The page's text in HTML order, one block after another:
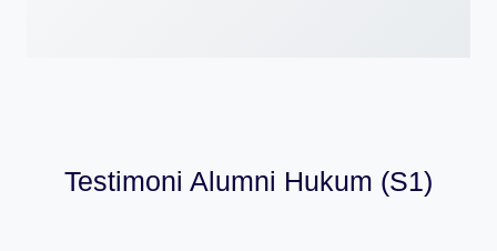
Testimoni Alumni Hukum (S1)